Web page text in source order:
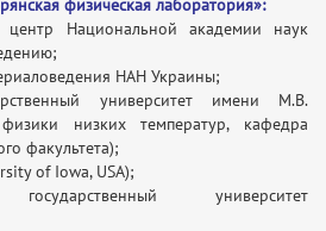
физическая лаборатория»:
центр Национальной академии наук
НАН Украины;
университет имени М.В.
низких температур, кафедра
факультета);
of Iowa, USA);
университет